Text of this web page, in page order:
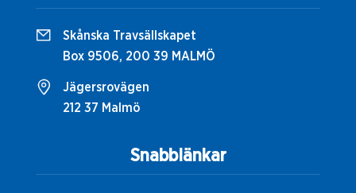
Snabblänkar
Skånska Travsällskapet
Box 9506, 200 39 MALMÖ
Jägersrovägen
212 37 Malmö